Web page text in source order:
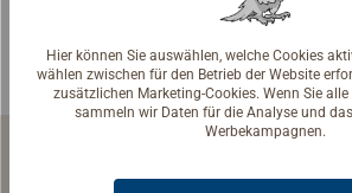
Boxen oder an
Pfählen.Das
quadratgeflochte
Fendertauwerk
Hier können Sie auswählen, welche Cookies
wählen zwischen für den Betrieb der Website
zusätzlichen Marketing-Cookies. Wenn Sie
sammeln wir Daten für die Analyse und
Werbekampagnen.